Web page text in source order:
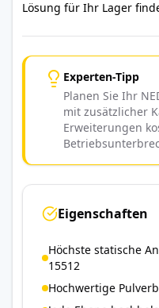
Lösung für Ihr Lager
Experten-Tipp
Planen Sie Ihr
mit zusätzlicher
Erweiterungen
Eigenschaften
Höchste statische
15512
Hochwertige